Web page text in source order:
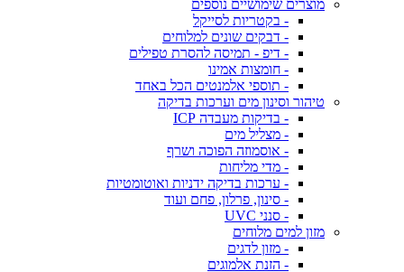
מוצרים שימושיים נוספים
- בקטריות לסייקל
- דבקים שונים למלוחים
- דיפ - תמיסה להסרת טפילים
- חומצות אמינו
- תוספי אלמנטים הכל באחד
טיהור וסינון מים וערכות בדיקה
- בדיקות מעבדה ICP
- מצליל מים
- אוסמוזה הפוכה ושרף
- מדי מליחות
- ערכות בדיקה ידניות ואוטומטיות
- סינון, פרלון, פחם ועוד
- סנני UVC
מזון למים מלוחים
- מזון לדגים
- הזנת אלמוגים